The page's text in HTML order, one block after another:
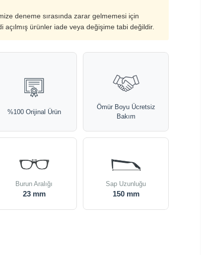
deneme sırasında zarar gelmemesi için
açılmış ürünler iade veya değişime tabi değildir.
%100 Orijinal Ürün
Ömür Boyu Ücretsiz
Bakım
Burun Aralığı
23 mm
Sap Uzunluğu
150 mm